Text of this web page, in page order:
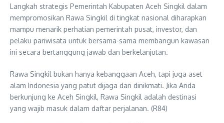
Langkah strategis Pemerintah Kabupaten Aceh Singkil dalam
mempromosikan Rawa Singkil di tingkat nasional diharapkan
mampu menarik perhatian pemerintah pusat, investor, dan
pelaku pariwisata untuk bersama-sama membangun kawasan
ini secara bertanggung jawab dan berkelanjutan.
Rawa Singkil bukan hanya kebanggaan Aceh, tapi juga aset
alam Indonesia yang patut dijaga dan dinikmati. Jika Anda
berkunjung ke Aceh Singkil, Rawa Singkil adalah destinasi
yang wajib masuk dalam daftar perjalanan. (R84)